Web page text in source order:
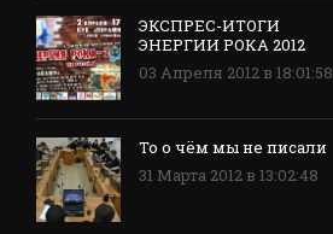
ЭКСПРЕС-ИТОГИ
ЭНЕРГИИ РОКА 2012
03 Апреля 2012 в 18:01:58
То о чём мы не писали
31 Марта 2012 в 13:02:48